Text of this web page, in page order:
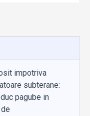
impotriva
subterane:
pagube in